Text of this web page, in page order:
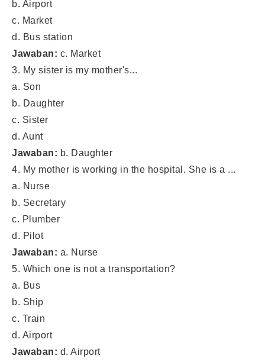
b. Airport
c. Market
d. Bus station
Jawaban: c. Market
3. My sister is my mother's...
a. Son
b. Daughter
c. Sister
d. Aunt
Jawaban: b. Daughter
4. My mother is working in the hospital. She is a ...
a. Nurse
b. Secretary
c. Plumber
d. Pilot
Jawaban: a. Nurse
5. Which one is not a transportation?
a. Bus
b. Ship
c. Train
d. Airport
Jawaban: d. Airport